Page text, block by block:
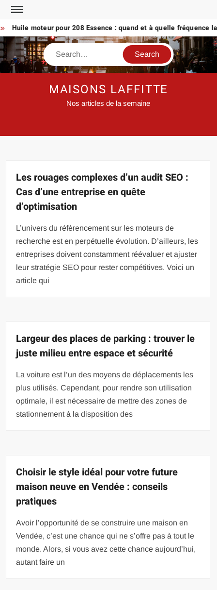
Skip
contentmoteur pour 208 Essence : quand et à quelle fréquence la
Search
MAISONS LAFFITTE
Nos articles de la semaine
Les rouages complexes d’un audit SEO :
Cas d’une entreprise en quête
d’optimisation
L’univers du référencement sur les moteurs de
recherche est en perpétuelle évolution. D’ailleurs, les
entreprises doivent constamment réévaluer et ajuster
leur stratégie SEO pour rester compétitives. Voici un
article qui
Largeur des places de parking : trouver le
juste milieu entre espace et sécurité
La voiture est l’un des moyens de déplacements les
plus utilisés. Cependant, pour rendre son utilisation
optimale, il est nécessaire de mettre des zones de
stationnement à la disposition des
Choisir le style idéal pour votre future
maison neuve en Vendée : conseils
pratiques
Avoir l’opportunité de se construire une maison en
Vendée, c’est une chance qui ne s’offre pas à tout le
monde. Alors, si vous avez cette chance aujourd’hui,
autant faire un